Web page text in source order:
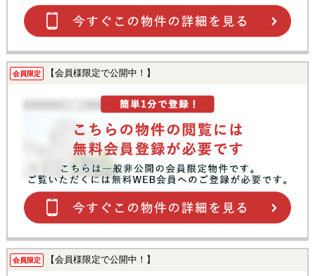
会員限定 【会員様限定で公開中！】
会員限定 【会員様限定で公開中！】